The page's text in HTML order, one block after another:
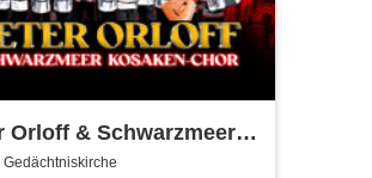
Orloff & Schwarzmeer
Chor - Die
Gedächtniskirche